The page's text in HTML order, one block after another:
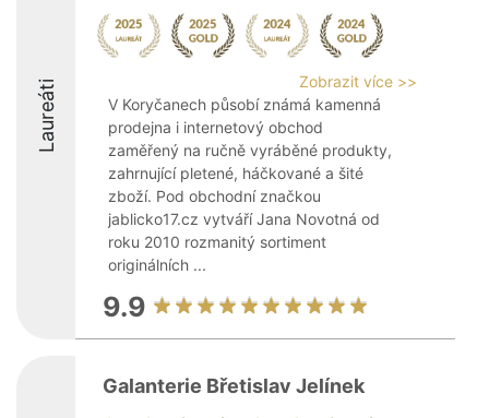
Laureáti
Zobrazit více >>
V Koryčanech působí známá kamenná
prodejna i internetový obchod
zaměřený na ručně vyráběné produkty,
zahrnující pletené, háčkované a šité
zboží. Pod obchodní značkou
jablicko17.cz vytváří Jana Novotná od
roku 2010 rozmanitý sortiment
originálních ...
9.9
Galanterie Břetislav Jelínek